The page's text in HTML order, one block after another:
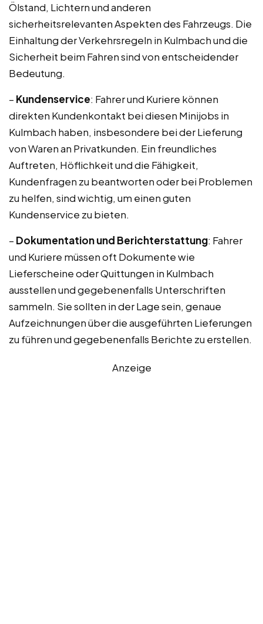
Ölstand, Lichtern und anderen
sicherheitsrelevanten Aspekten des Fahrzeugs. Die
Einhaltung der Verkehrsregeln in Kulmbach und die
Sicherheit beim Fahren sind von entscheidender
Bedeutung.
– Kundenservice: Fahrer und Kuriere können
direkten Kundenkontakt bei diesen Minijobs in
Kulmbach haben, insbesondere bei der Lieferung
von Waren an Privatkunden. Ein freundliches
Auftreten, Höflichkeit und die Fähigkeit,
Kundenfragen zu beantworten oder bei Problemen
zu helfen, sind wichtig, um einen guten
Kundenservice zu bieten.
– Dokumentation und Berichterstattung: Fahrer
und Kuriere müssen oft Dokumente wie
Lieferscheine oder Quittungen in Kulmbach
ausstellen und gegebenenfalls Unterschriften
sammeln. Sie sollten in der Lage sein, genaue
Aufzeichnungen über die ausgeführten Lieferungen
zu führen und gegebenenfalls Berichte zu erstellen.
Anzeige